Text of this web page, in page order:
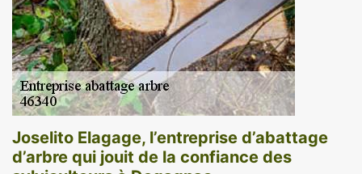
Joselito Elagage, l’entreprise d’abattage
d’arbre qui jouit de la confiance des